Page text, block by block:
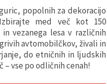
popolnih za dekoracijo
med več kot 150
vezanega lesa v različnih
avtomobilčkov, živali in
do etničnih in ljudskih
– vse po odličnih cenah!